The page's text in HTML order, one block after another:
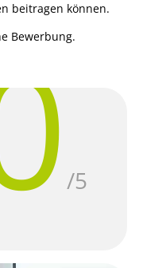
beitragen können.
Bewerbung.
/5